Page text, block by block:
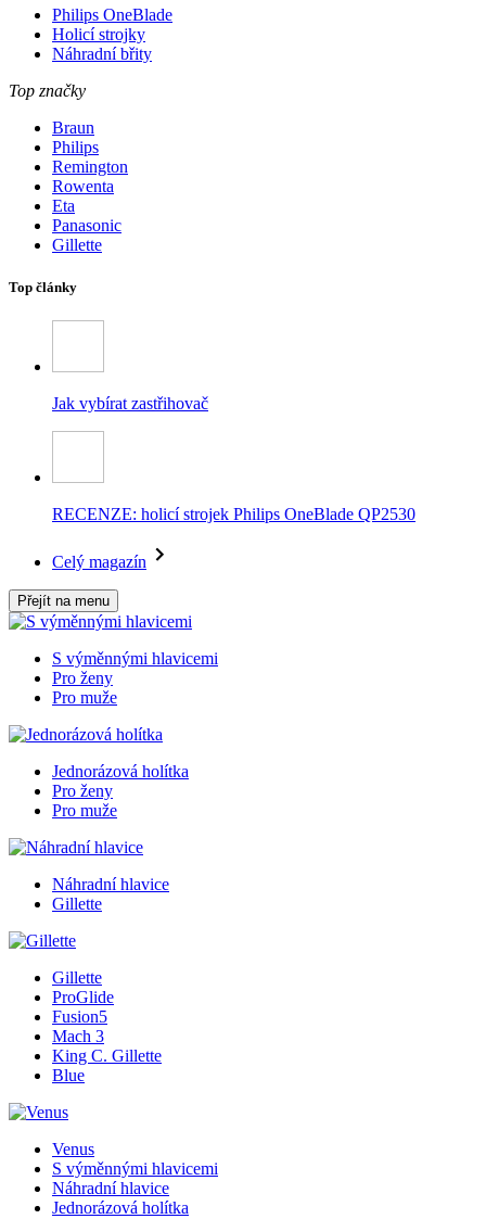
Philips OneBlade
Holicí strojky
Náhradní břity
Top značky
Braun
Philips
Remington
Rowenta
Eta
Panasonic
Gillette
Top články
Jak vybírat zastřihovač
RECENZE: holicí strojek Philips OneBlade QP2530
Celý magazín
Přejít na menu
S výměnnými hlavicemi
Pro ženy
Pro muže
Jednorázová holítka
Pro ženy
Pro muže
Náhradní hlavice
Gillette
Gillette
ProGlide
Fusion5
Mach 3
King C. Gillette
Blue
Venus
S výměnnými hlavicemi
Náhradní hlavice
Jednorázová holítka